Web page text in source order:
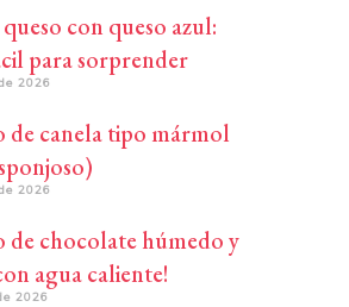
con queso azul:
para sorprender
2026
de canela tipo mármol
2026
de chocolate húmedo y
agua caliente!
2026